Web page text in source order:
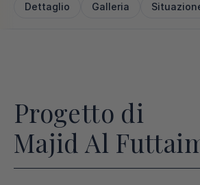
Dettaglio Galleria
Progetto di
Majid Al